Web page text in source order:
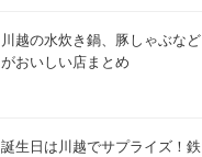
川越の水炊き鍋、豚しゃぶなど
がおいしい店まとめ
誕生日は川越でサプライズ！鉄